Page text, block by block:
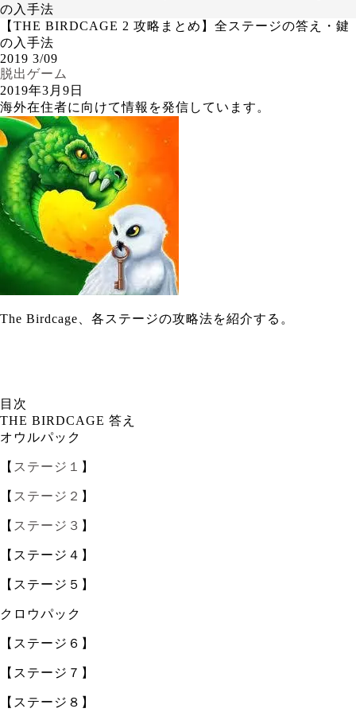
の入手法
【THE BIRDCAGE 2 攻略まとめ】全ステージの答え・鍵
の入手法
2019 3/09
脱出ゲーム
2019年3月9日
海外在住者に向けて情報を発信しています。
The Birdcage、各ステージの攻略法を紹介する。
目次
THE BIRDCAGE 答え
オウルパック
【 ステージ１ 】
【 ステージ２ 】
【 ステージ３ 】
【ステージ４】
【ステージ５】
クロウパック
【ステージ６】
【ステージ７】
【ステージ８】